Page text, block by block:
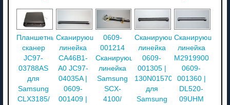
Планшетный
сканер
JC97-
03788AS
для
Samsung
CLX3185/
Сканирующая
линейка
CA46B1-
A0 JC97-
04035A |
0609-
001409 |
0609-
001214
Сканирующая
линейка
Samsung
SCX-
4100/
Сканирующая
линейка
0609-
001305 |
130N01570
для
Samsung
Сканирующая
линейка
M2919900
0609-
001360 |
DL520-
09UHM